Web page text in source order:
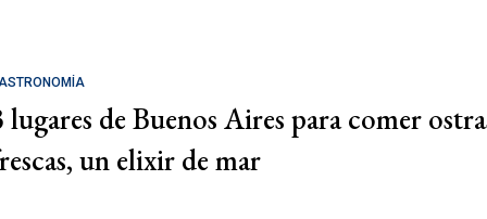
lugares de Buenos Aires para comer
un elixir de mar